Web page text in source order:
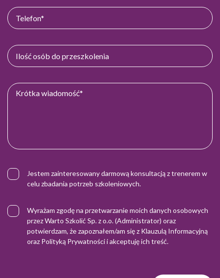
Jestem zainteresowany darmową konsultacją z trenerem w
celu zbadania potrzeb szkoleniowych.
Wyrażam zgodę na przetwarzanie moich danych osobowych
przez Warto Szkolić Sp. z o.o. (Administrator) oraz
potwierdzam, że zapoznałem/am się z Klauzulą Informacyjną
oraz Polityką Prywatnościi akceptuję ich treść.